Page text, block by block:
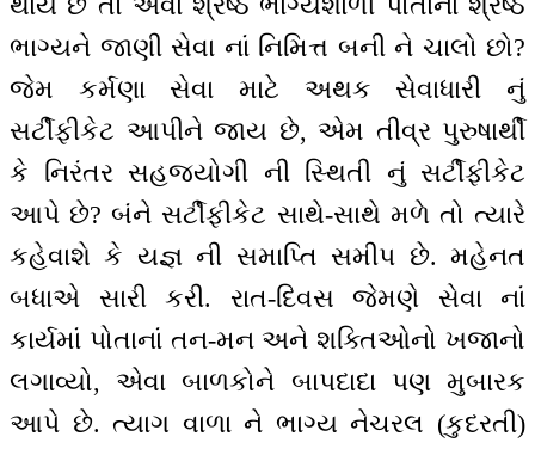
ભાગ્યને જાણી સેવા નાં નિમિત્ત બની ને ચાલો છો?
જેમ કર્મણા સેવા માટે અથક સેવાધારી નું
સર્ટીફીકેટ આપીને જાય છે, એમ તીવ્ર પુરુષાર્થી
કે નિરંતર સહજયોગી ની સ્થિતી નું સર્ટીફીકેટ
આપે છે? બંને સર્ટીફીકેટ સાથે-સાથે મળે તો ત્યારે
કહેવાશે કે યજ્ઞ ની સમાપ્તિ સમીપ છે. મહેનત
બધાએ સારી કરી. રાત-દિવસ જેમણે સેવા નાં
કાર્યમાં પોતાનાં તન-મન અને શક્તિઓનો ખજાનો
લગાવ્યો, એવા બાળકોને બાપદાદા પણ મુબારક
આપે છે. ત્યાગ વાળા ને ભાગ્ય નેચરલ (કુદરતી)